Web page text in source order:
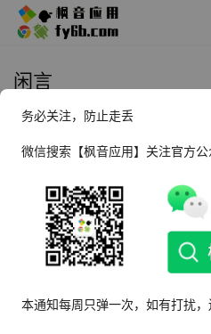
闲言
2022年7月16
务必关注，防止走丢
微信搜索【枫音应用】关注官方
本通知每周只弹一次，如有打扰